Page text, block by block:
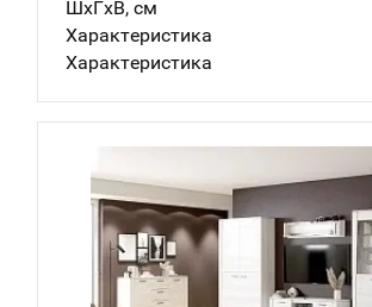
ШxГxВ, см
Характеристика
Характеристика